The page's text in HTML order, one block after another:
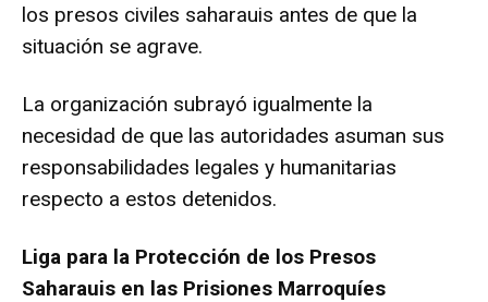
los presos civiles saharauis antes de que la
situación se agrave.
La organización subrayó igualmente la
necesidad de que las autoridades asuman sus
responsabilidades legales y humanitarias
respecto a estos detenidos.
Liga para la Protección de los Presos
Saharauis en las Prisiones Marroquíes